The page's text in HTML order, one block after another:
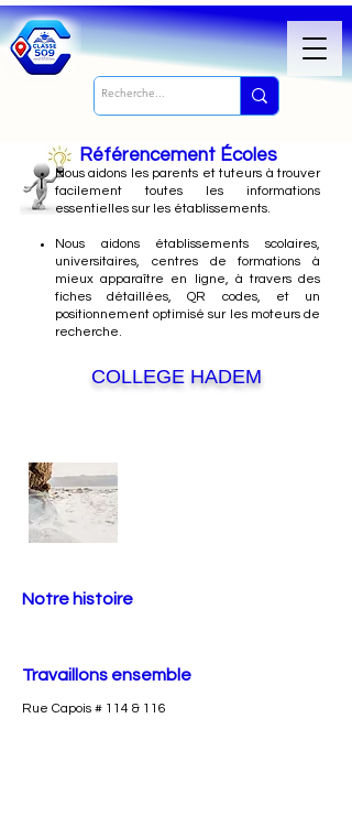
Référencement Écoles
Nousaidons les parents et tuteurs à trouver
facilement toutes les informations
essentielles sur les établissements.
Nous aidons établissements scolaires,
universitaires, centres de formations à
mieux apparaître en ligne, à travers des
fiches détaillées, QR codes, et un
positionnement optimisé sur les moteurs de
recherche.
COLLEGE HADEM
Notre histoire
Travaillons ensemble
Rue Capois # 114 & 116